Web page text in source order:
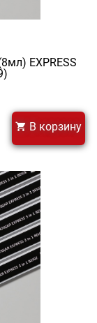
EXPRESS
В корзину